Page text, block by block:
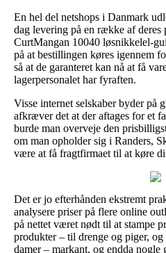
En hel del netshops i Danmark
dag levering på en række af deres
CurtMangan 10040 løsnikkelel-
på at bestillingen køres igennem
så at de garanteret kan nå at få
lagerpersonalet har fyraften.
Visse internet selskaber byder på
afkræver det at der aftages for et
burde man overveje den
om man opholder sig i Randers,
være at få fragtfirmaet til at køre
Det er jo efterhånden ekstremt
analysere priser på flere online
på nettet været nødt til at stampe
produkter – til drenge og piger,
damer – markant, og endda nogle